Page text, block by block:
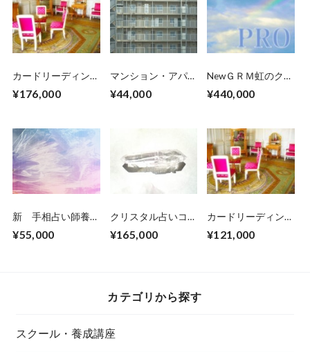
カードリーディン
ース・上級の受講参
者）
¥176,000
マンション・アパー
の講座1日コース受
¥44,000
NewＧＲＭ虹のクリ
グ プロヒーラー養
チケットです。（初
級修了者）
¥440,000
新 手相占い師養成
受講参加申し込みチ
¥55,000
クリスタル占いコー
参加申し込みチケッ
¥165,000
カードリーディン
ース・中級 コース
¥121,000
カテゴリから探す
スクール・養成講座